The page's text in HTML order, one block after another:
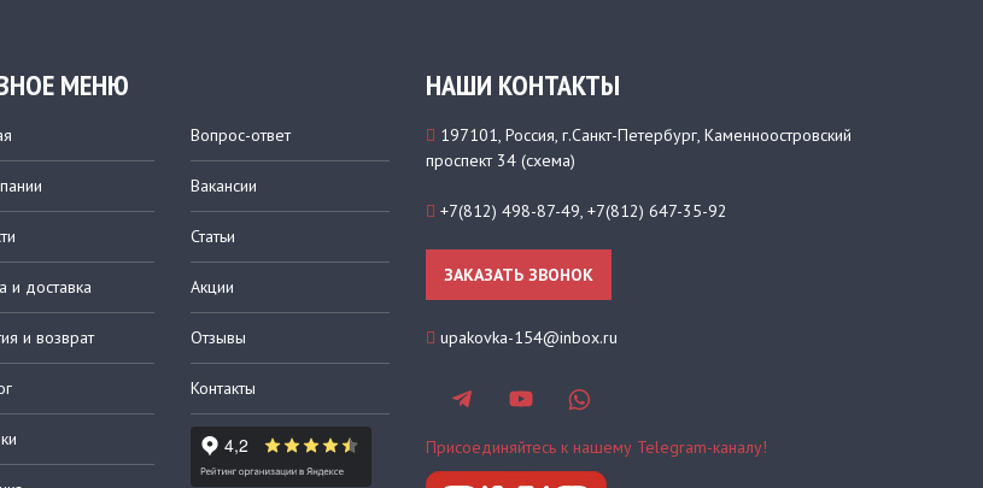
МЕНЮ
и доставка
и возврат
Вопрос-ответ
Вакансии
Статьи
Акции
Отзывы
Контакты
НАШИ КОНТАКТЫ
197101, Россия, г.Санкт-Петербург, Каменноостровский
проспект 34 (схема)
+7(812) 498-87-49, +7(812) 647-35-92
ЗАКАЗАТЬ ЗВОНОК
upakovka-154@inbox.ru
Присоединяйтесь к нашему Telegram-каналу!